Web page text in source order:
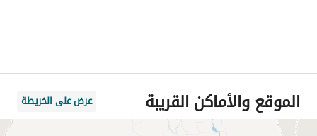
الموقع والأماكن القريبة عرض على الخريطة